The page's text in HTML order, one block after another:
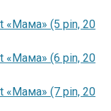
«Мама» (5 pin, 20
«Мама» (6 pin, 20
«Мама» (7 pin, 20